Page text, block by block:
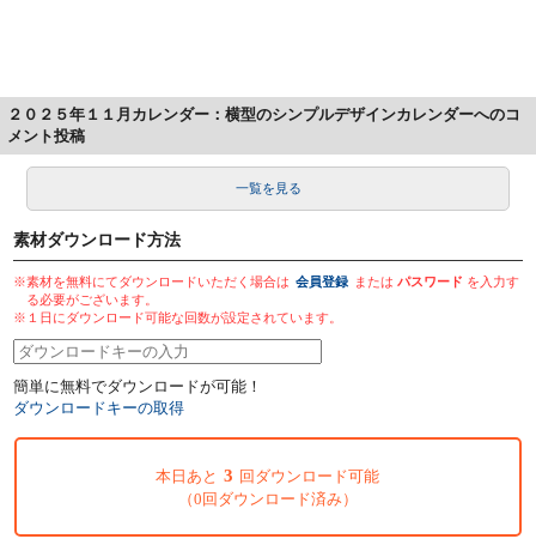
２０２５年１１月カレンダー：横型のシンプルデザインカレンダーへのコ
メント投稿
一覧を見る
素材ダウンロード方法
※素材を無料にてダウンロードいただく場合は 会員登録 またはパスワード を入力す
る必要がございます。
※１日にダウンロード可能な回数が設定されています。
簡単に無料でダウンロードが可能！
ダウンロードキーの取得
本日あと 3 回ダウンロード可能
（0回ダウンロード済み）